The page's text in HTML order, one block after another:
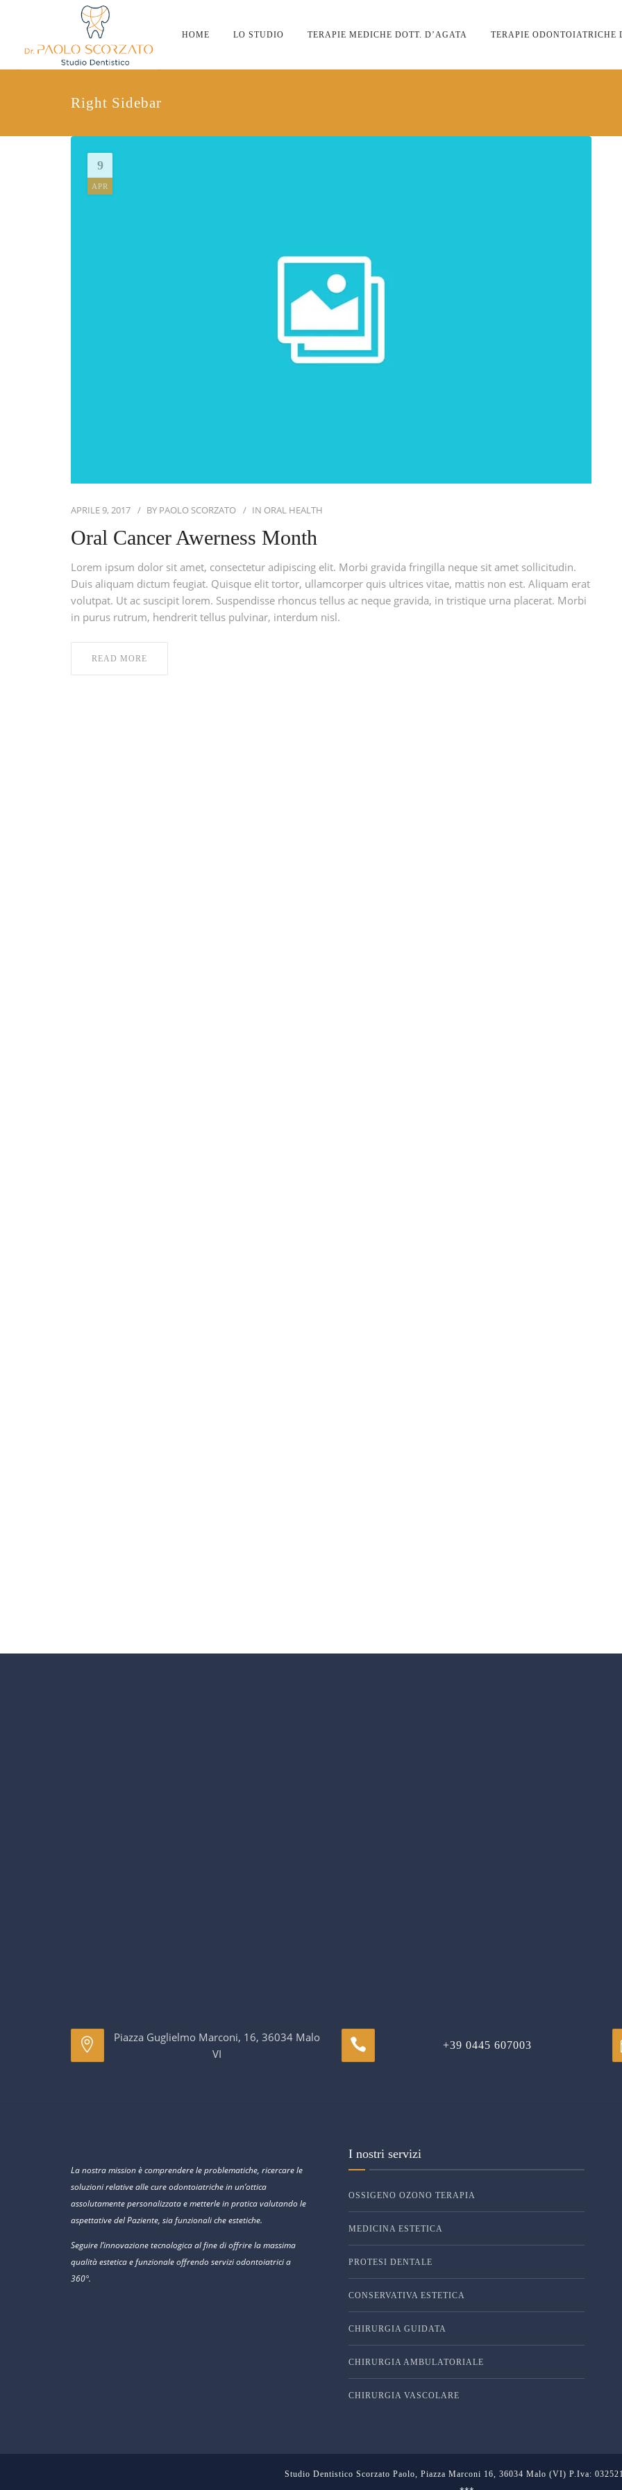
HOME LO STUDIO TERAPIE MEDICHE DOTT. D’AGATA TERAPIE ODONTOIATRICHE
Right Sidebar
9
APR
APRILE 9, 2017 BY PAOLO SCORZATO IN ORAL HEALTH
Oral Cancer Awerness Month
Lorem ipsum dolor sit amet, consectetur adipiscing elit. Morbi gravida fringilla neque sit amet sollicitudin.
Duis aliquam dictum feugiat. Quisque elit tortor, ullamcorper quis ultrices vitae, mattis non est. Aliquam erat
volutpat. Ut ac suscipit lorem. Suspendisse rhoncus tellus ac neque gravida, in tristique urna placerat. Morbi
in purus rutrum, hendrerit tellus pulvinar, interdum nisl.
READ MORE
Piazza Guglielmo Marconi, 16, 36034 Malo
VI
+39 0445 607003
La nostra mission è comprendere le problematiche, ricercare le
soluzioni relative alle cure odontoiatriche in un’ottica
assolutamente personalizzata e metterle in pratica valutando le
aspettative del Paziente, sia funzionali che estetiche.
Seguire l’innovazione tecnologica al fine di offrire la massima
qualità estetica e funzionale offrendo servizi odontoiatrici a
360°.
I nostri servizi
OSSIGENO OZONO TERAPIA
MEDICINA ESTETICA
PROTESI DENTALE
CONSERVATIVA ESTETICA
CHIRURGIA GUIDATA
CHIRURGIA AMBULATORIALE
CHIRURGIA VASCOLARE
Studio Dentistico Scorzato Paolo, Piazza Marconi 16, 36034 Malo (VI) P.Iva: